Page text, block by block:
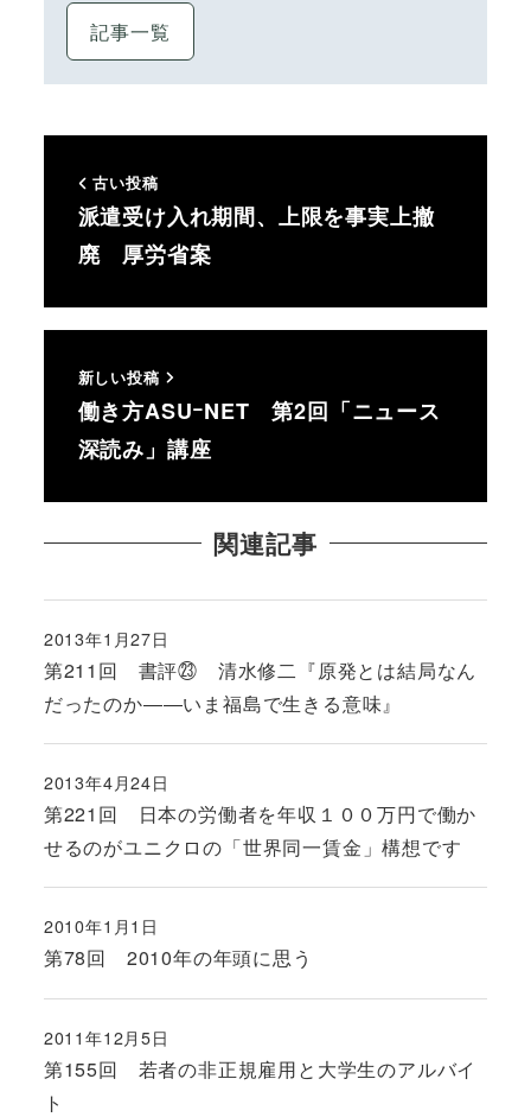
記事一覧
古い投稿
派遣受け入れ期間、上限を事実上撤
廃 厚労省案
新しい投稿
働き方ASUｰNET 第2回「ニュース
深読み」講座
関連記事
第211回 書評㉓ 清水修二『原発とは結局なん
だったのか――いま福島で生きる意味』
投稿日
2013年1月27日
第221回 日本の労働者を年収１００万円で働か
せるのがユニクロの「世界同一賃金」構想です
投稿日
2013年4月24日
第78回 2010年の年頭に思う
投稿日
2010年1月1日
第155回 若者の非正規雇用と大学生のアルバイ
ト
投稿日
2011年12月5日